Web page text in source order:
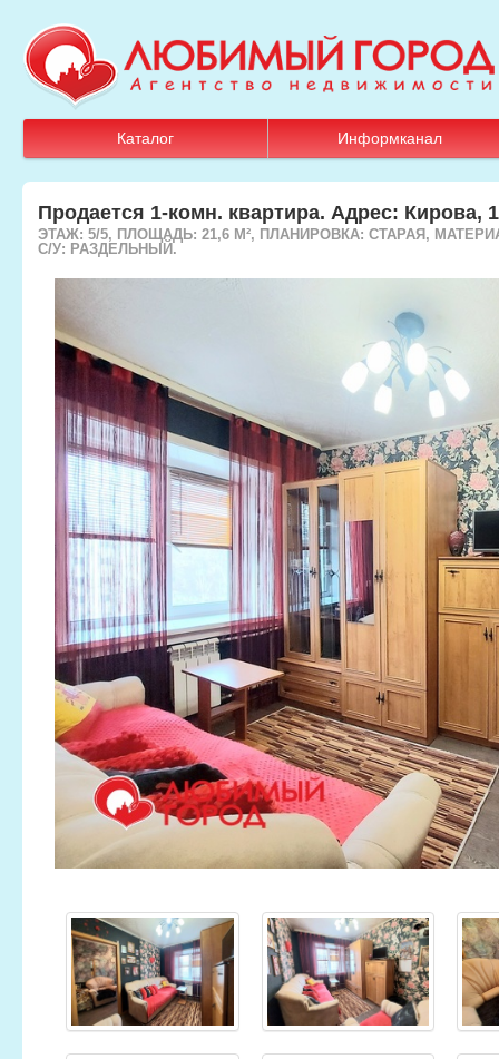
Каталог Информканал
Продается 1-комн. квартира. Адрес: Кирова,
ЭТАЖ: 5/5, ПЛОЩАДЬ: 21,6 М², ПЛАНИРОВКА: СТАРАЯ,
С/У: РАЗДЕЛЬНЫЙ.